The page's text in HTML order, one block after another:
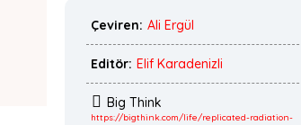
Çeviren: Ali Ergül
Editör: Elif Karadenizli
Big Think
https://bigthink.com/life/replicated-radiation-